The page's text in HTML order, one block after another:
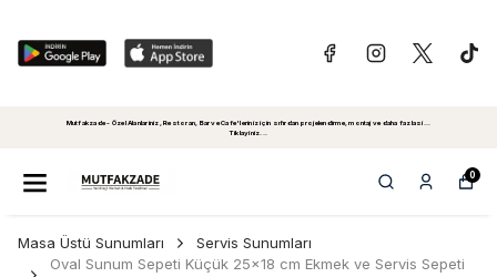
Mutfakzade - Özel Alanlariniz, Restoran, Bar ve Cafe'leriniz için sıfırdan projelendirme, montaj ve daha fazlasi...
Tiklayiniz...
0
Masa Üstü Sunumları
Servis Sunumları
Oval Sunum Sepeti Küçük 25x18 cm Ekmek ve Servis Sepeti